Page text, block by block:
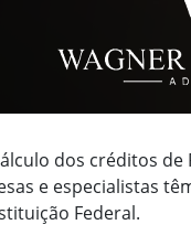
dos créditos
e especialistas
Federal.